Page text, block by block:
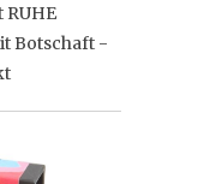
Botschaft -